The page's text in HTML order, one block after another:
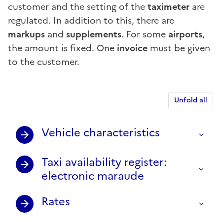
customer and the setting of thetaximeter are
regulated. In addition to this, there are
markups and supplements. For some airports,
the amount is fixed. One invoice must be given
to the customer.
Unfold all
Vehicle characteristics
Taxi availability register:
electronic maraude
Rates